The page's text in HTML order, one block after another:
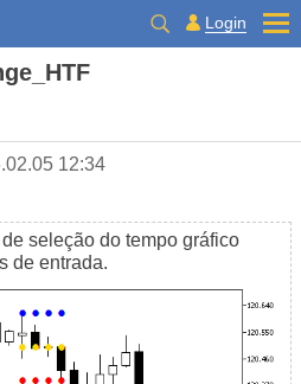
Login
12:34
seleção do tempo gráfico
de entrada.